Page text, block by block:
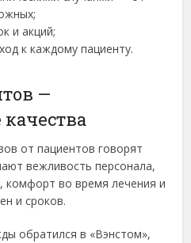
и акций;
к каждому пациенту.
—
от пациентов говорят
вежливость персонала,
комфорт во время лечения и
и сроков.
обратился в «Вэнстом»,